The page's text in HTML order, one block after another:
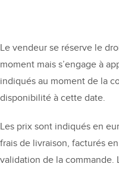
Le vendeur se réserve le
moment mais s’engage à
indiqués au moment de la
disponibilité à cette date.
Les prix sont indiqués en
frais de livraison, facturés
validation de la commande.